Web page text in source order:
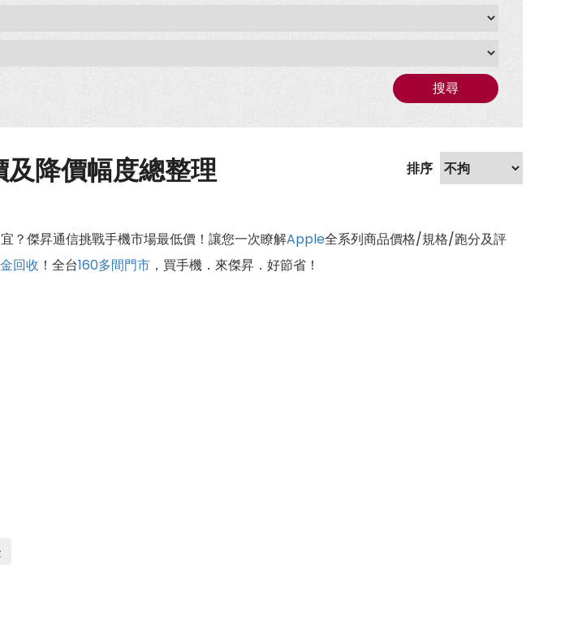
搜尋
降價幅度總整理
？傑昇通信挑戰手機市場最低價！讓您一次瞭解Apple全系列商品價格/規格/跑分及評
回收 ！全台160多間門市 ，買手機．來傑昇．好節省！